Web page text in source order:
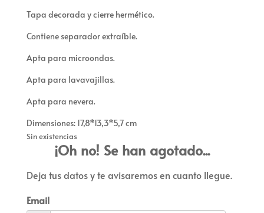
Tapa decorada y cierre hermético.
Contiene separador extraíble.
Apta para microondas.
Apta para lavavajillas.
Apta para nevera.
Dimensiones: 17,8*13,3*5,7 cm
Sin existencias
¡Oh no! Se han agotado...
Deja tus datos y te avisaremos en cuanto llegue.
Email